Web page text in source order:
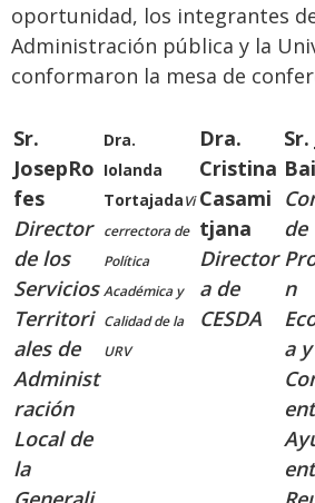
oportunidad, los integrantes
Administración pública y la
conformaron la mesa de
Sr.
JosepRo
fes
Director
de los
Servicios
Territori
ales de
Administ
ración
Local de
la
Dra.
Iolanda
TortajadaVi
cerrectora de
Política
Académica y
Calidad de la
URV
Dra.
Cristina
Casami
tjana
Director
a de
CESDA
de
n
a y